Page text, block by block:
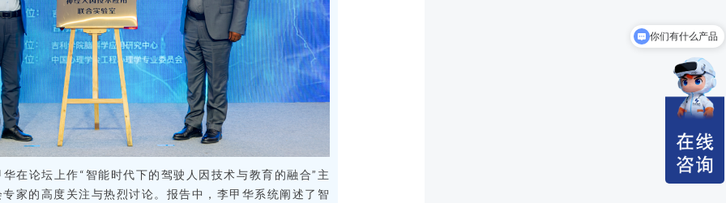
在论坛上作“智能时代下的驾驶人因技术与教育的融合”主
家的高度关注与热烈讨论。报告中，李甲华系统阐述了智
可以介绍下你们的产品么